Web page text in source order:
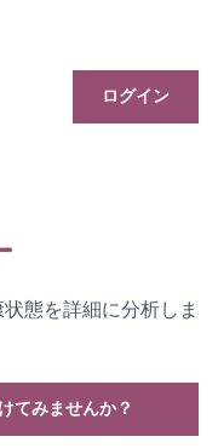
ログイン
態を詳細に分析しま
てみませんか？